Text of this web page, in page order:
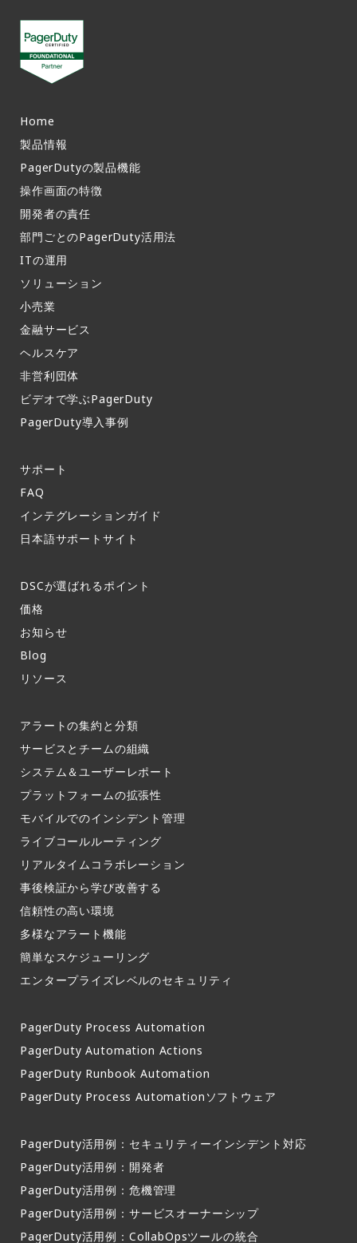
Home
製品情報​
PagerDutyの製品機能​
操作画面の特徴​
開発者の責任
部門ごとのPagerDuty活用法​
ITの運用​
ソリューション
小売業
金融サービス
ヘルスケア
非営利団体
ビデオで学ぶPagerDuty
PagerDuty導入事例​
サポート​
FAQ​
インテグレーションガイド​
日本語サポートサイト​
DSCが選ばれるポイント
価格
お知らせ​
Blog
リソース
アラートの集約と分類​
サービスとチームの組織​
システム＆ユーザーレポート​
プラットフォームの拡張性
モバイルでのインシデント管理​
ライブコールルーティング​
リアルタイムコラボレーション​
事後検証から学び改善する
信頼性の高い環境​
多様なアラート機能​
簡単なスケジューリング​
エンタープライズレベルのセキュリティ
PagerDuty Process Automation
PagerDuty Automation Actions
PagerDuty Runbook Automation
PagerDuty Process Automationソフトウェア
PagerDuty活用例：セキュリティーインシデント対応
PagerDuty活用例：開発者
PagerDuty活用例：危機管理
PagerDuty活用例：サービスオーナーシップ
PagerDuty活用例：CollabOpsツールの統合